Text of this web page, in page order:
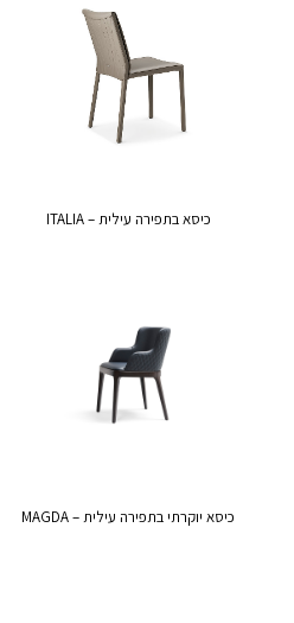
כיסא בתפירה עילית – ITALIA
כיסא יוקרתי בתפירה עילית – MAGDA